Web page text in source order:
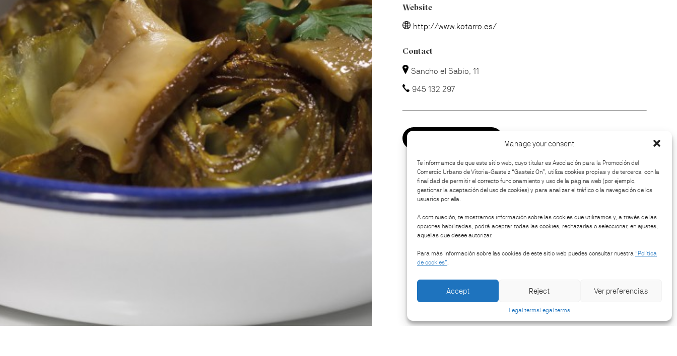
Manage your consent
Te informamos de que este sitio web, cuyo titular es Asociación para la Promoción del
Comercio Urbano de Vitoria-Gasteiz “Gasteiz On”, utiliza cookies propias y de terceros, con la
finalidad de permitir el correcto funcionamiento y uso de la página web (por ejemplo,
gestionar la aceptación del uso de cookies) y para analizar el tráfico o la navegación de los
usuarios por ella.
A continuación, te mostramos información sobre las cookies que utilizamos y, a través de las
opciones habilitadas, podrá aceptar todas las cookies, rechazarlas o seleccionar, en ajustes,
aquellas que desee autorizar.
Para más información sobre las cookies de este sitio web puedes consultar nuestra “Política
de cookies”.
Accept Reject Ver preferencias
Legal termsLegal terms
Website
http://www.kotarro.es/
Contact
Sancho el Sabio, 11
945 132 297